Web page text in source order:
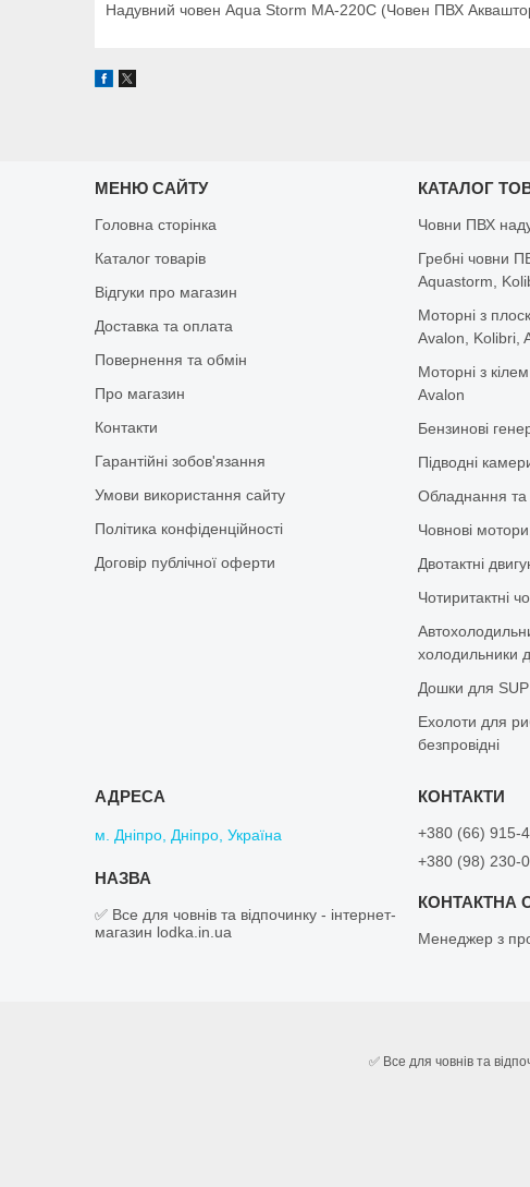
Надувний човен Aqua Storm MA-220C (Човен ПВХ
МЕНЮ САЙТУ
Головна сторінка
Каталог товарів
Відгуки про магазин
Доставка та оплата
Повернення та обмін
Про магазин
Контакти
Гарантійні зобов'язання
Умови використання сайту
Політика конфіденційності
Договір публічної оферти
КАТАЛОГ
Човни ПВХ
Гребні човни
Aquastorm,
Моторні з
Avalon, Kolibri,
Моторні з
Avalon
Бензинові
Підводні
Обладнання та
Човнові
Двотактні
Чотиритактні
холодильники
Дошки для SUP
Ехолоти для
безпровідні
м. Дніпро, Дніпро, Україна
✅ Все для човнів та відпочинку - інтернет-
магазин lodka.in.ua
+380 (66) 915-
+380 (98) 230-
Менеджер з